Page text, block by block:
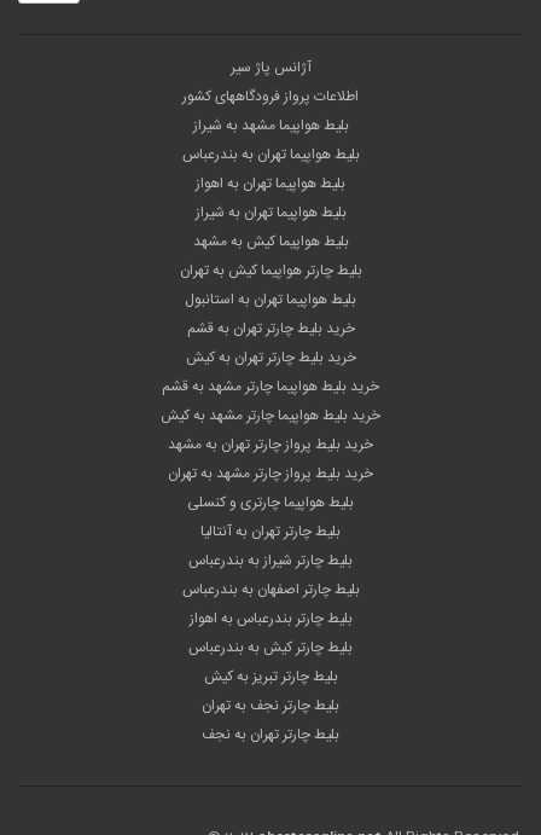
آژانس پاژ سیر
اطلاعات پرواز فرودگاههای کشور
بلیط هواپیما مشهد به شیراز
بلیط هواپیما تهران به بندرعباس
بلیط هواپیما تهران به اهواز
بلیط هواپیما تهران به شیراز
بلیط هواپیما کیش به مشهد
بلیط چارتر هواپیما کیش به تهران
بلیط هواپیما تهران به استانبول
خرید بلیط چارتر تهران به قشم
خرید بلیط چارتر تهران به کیش
خرید بلیط هواپیما چارتر مشهد به قشم
خرید بلیط هواپیما چارتر مشهد به کیش
خرید بلیط پرواز چارتر تهران به مشهد
خرید بلیط پرواز چارتر مشهد به تهران
بلیط هواپیما چارتری و کنسلی
بلیط چارتر تهران به آنتالیا
بلیط چارتر شیراز به بندرعباس
بلیط چارتر اصفهان به بندرعباس
بلیط چارتر بندرعباس به اهواز
بلیط چارتر کیش به بندرعباس
بلیط چارتر تبریز به کیش
بلیط چارتر نجف به تهران
بلیط چارتر تهران به نجف